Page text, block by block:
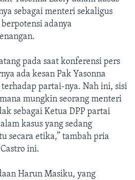
sebagai menteri sekaligus
adanya
pada saat konferensi pers
ada kesan Pak Yasonna
terhadap partai-nya. Nah ini, sisi
mungkin seorang menteri
sebagai Ketua DPP partai
kasus yang sedang
secara etika,” tambah pria
ini.
Harun Masiku, yang